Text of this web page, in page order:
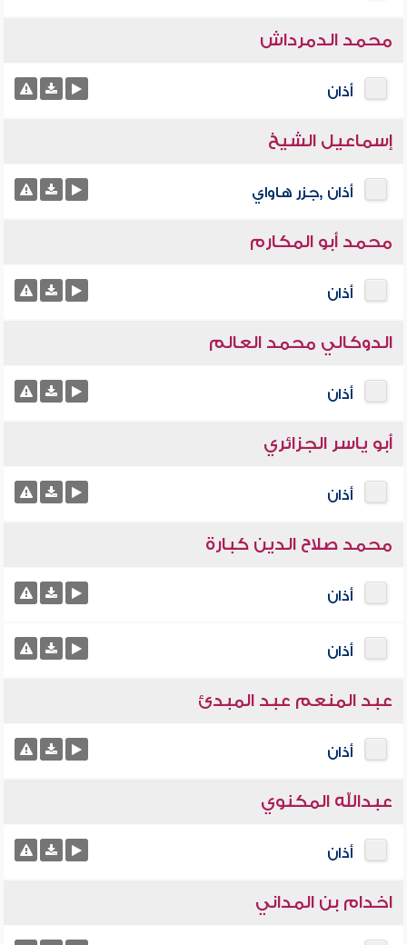
محمد الدمرداش
أذان
إسماعيل الشيخ
أذان ,جزر هاواي
محمد أبو المكارم
أذان
الدوكالي محمد العالم
أذان
أبو ياسر الجزائري
أذان
محمد صلاح الدين كبارة
أذان
أذان
عبد المنعم عبد المبدئ
أذان
عبدالله المكنوي
أذان
اخدام بن المداني